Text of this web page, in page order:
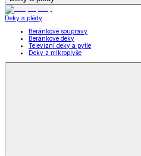
Deky a plédy
Beránkové soupravy
Beránkové deky
Televizní deky a pytle
Deky z mikroplyše